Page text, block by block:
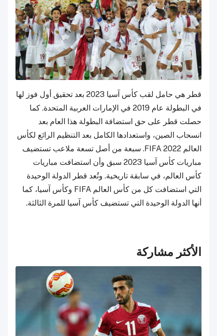
قطر هي حامل لقب كأس آسيا 2023 بعد تحقيق أول فوز لها
في البطولة عام 2019 في الإمارات العربية المتحدة. كما
حصلت قطر على حق استضافة البطولة هذا العام بعد
انسحاب الصين، واستعدادها الكامل بعد التنظيم الرائع لكأس
العالم FIFA 2022. سبعة من أصل تسعة ملاعب تستضيف
مباريات كأس آسيا 2023 سبق وأن استضافت مباريات
كأس العالم، في سابقة تاريخية. وتُعد قطر الدولة الوحيدة
التي استضافت كل من كأس العالم FIFA وكأس آسيا، كما
أنها الدولة الوحيدة التي تستضيف كأس آسيا للمرة الثالثة.
الأكثر مشاركة